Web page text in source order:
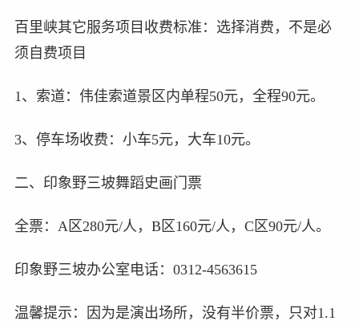
百里峡其它服务项目收费标准：选择消费，不是必
须自费项目
1、索道：伟佳索道景区内单程50元，全程90元。
3、停车场收费：小车5元，大车10元。
二、印象野三坡舞蹈史画门票
全票：A区280元/人，B区160元/人，C区90元/人。
印象野三坡办公室电话：0312-4563615
温馨提示：因为是演出场所，没有半价票，只对1.1